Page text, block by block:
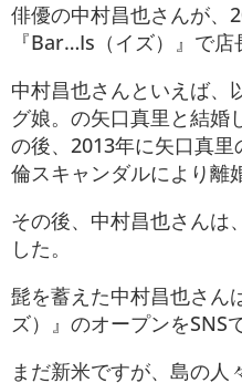
俳優の中村昌也さんが、
『Bar…Is（イズ）』で店
中村昌也さんといえば、
グ娘。の矢口真里と結婚
の後、2013年に矢口真
倫スキャンダルにより離
その後、中村昌也さんは
した。
髭を蓄えた中村昌也さん
ズ）』のオープンをSNS
まだ新米ですが、島の人